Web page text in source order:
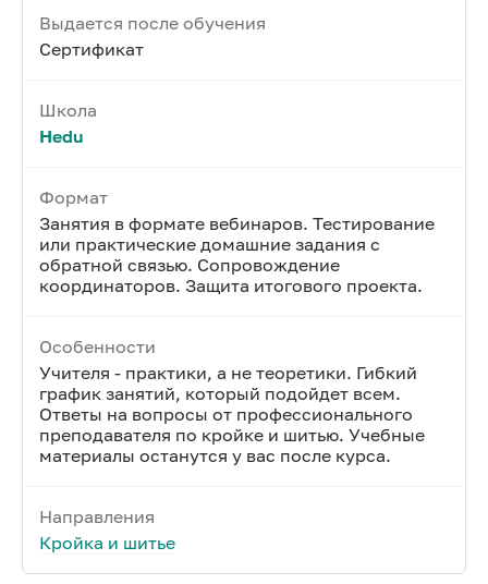
Выдается после обучения
Сертификат
Школа
Hedu
Формат
Занятия в формате вебинаров. Тестирование
или практические домашние задания с
обратной связью. Сопровождение
координаторов. Защита итогового проекта.
Особенности
Учителя - практики, а не теоретики. Гибкий
график занятий, который подойдет всем.
Ответы на вопросы от профессионального
преподавателя по кройке и шитью. Учебные
материалы останутся у вас после курса.
Направления
Кройка и шитье